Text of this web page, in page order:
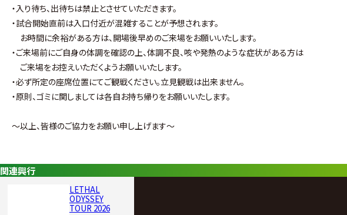
・入り待ち、出待ちは禁止とさせていただきます。
・試合開始直前は入口付近が混雑することが予想されます。
お時間に余裕がある方は、開場後早めのご来場をお願いいたします。
・ご来場前にご自身の体調を確認の上、体調不良、咳や発熱のような症状がある方は
ご来場をお控えいただくようお願いいたします。
・必ず所定の座席位置にてご観戦ください。立見観戦は出来ません。
・原則、ゴミに関しましては各自お持ち帰りをお願いいたします。
～以上、皆様のご協力をお願い申し上げます～
関連興行
LETHAL
ODYSSEY
TOUR 2026